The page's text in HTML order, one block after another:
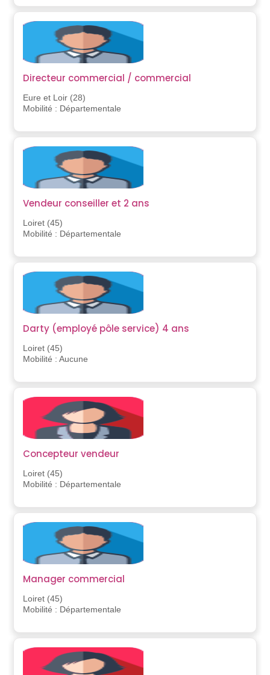
Directeur commercial / commercial
Eure et Loir (28)
Mobilité : Départementale
Vendeur conseiller et 2 ans
Loiret (45)
Mobilité : Départementale
Darty (employé pôle service) 4 ans
Loiret (45)
Mobilité : Aucune
Concepteur vendeur
Loiret (45)
Mobilité : Départementale
Manager commercial
Loiret (45)
Mobilité : Départementale